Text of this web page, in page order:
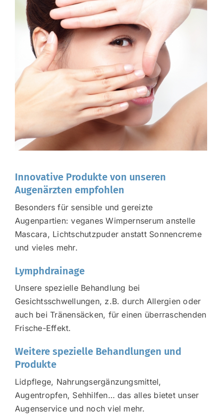
Innovative Produkte von unseren
Augenärzten empfohlen
Besonders für sensible und gereizte
Augenpartien: veganes Wimpernserum anstelle
Mascara, Lichtschutzpuder anstatt Sonnencreme
und vieles mehr.
Lymphdrainage
Unsere spezielle Behandlung bei
Gesichtsschwellungen, z.B. durch Allergien oder
auch bei Tränensäcken, für einen überraschenden
Frische-Effekt.
Weitere spezielle Behandlungen und
Produkte
Lidpflege, Nahrungsergänzungsmittel,
Augentropfen, Sehhilfen… das alles bietet unser
Augenservice und noch viel mehr.